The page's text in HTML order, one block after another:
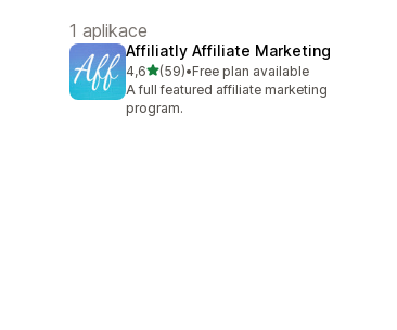
1 aplikace
Affiliatly Affiliate Marketing
4,6z 5 hvězd
(59)
Celkový počet recenzí: 59
•Free plan available
A full featured affiliate marketing
program.